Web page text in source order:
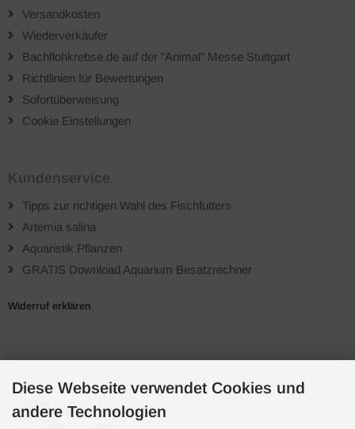
Versandkosten
Wiederverkäufer
Bachflohkrebse.de auf der "Animal" Messe Stuttgart
Richtlinien für Bewertungen
Sofortüberweisung
Cookie Einstellungen
Kundenservice
Tipps zur richtigen Wahl des Fischfutters
Artemia salina
Aquaristik Pflanzen
GRATIS Download Aquarium Besatzrechner
Widerruf erklären
Zahlungsarten
Diese Webseite verwendet Cookies und
andere Technologien